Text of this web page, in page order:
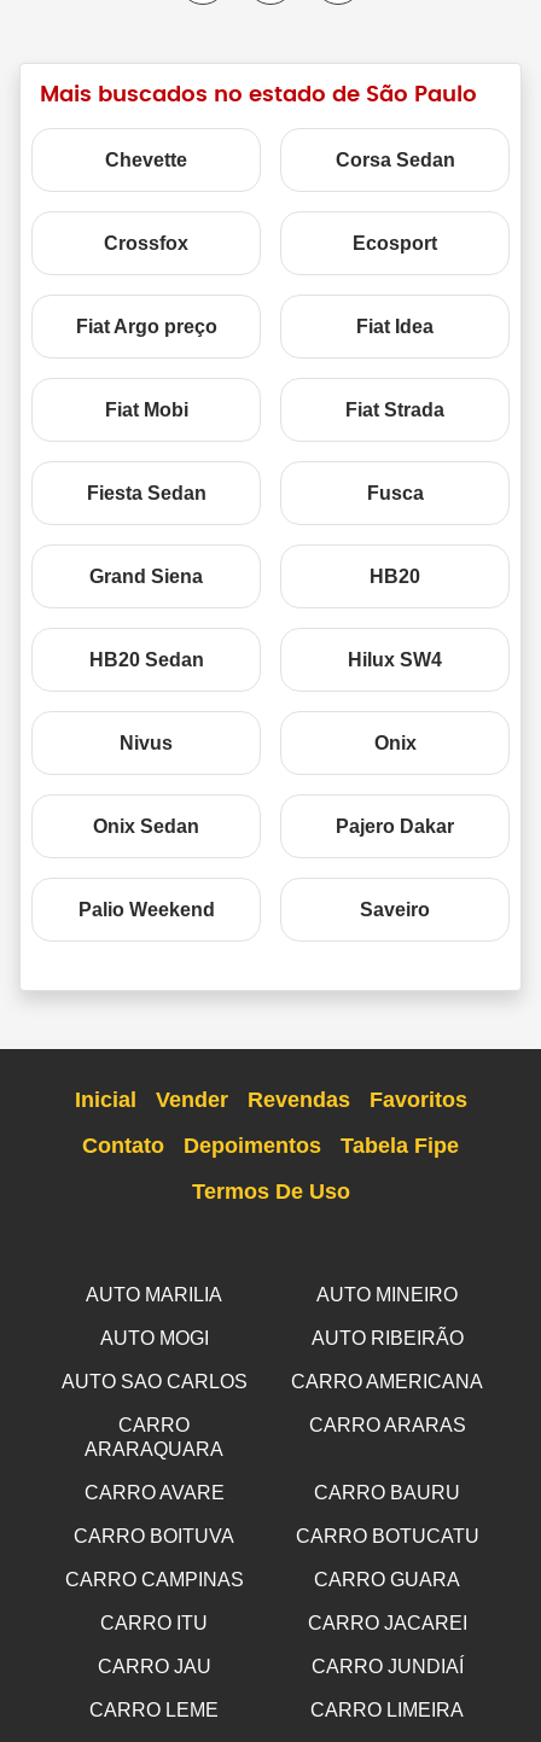
Mais buscados no estado de São Paulo
Chevette Corsa Sedan
Crossfox Ecosport
Fiat Argo preço Fiat Idea
Fiat Mobi Fiat Strada
Fiesta Sedan Fusca
Grand Siena HB20
HB20 Sedan Hilux SW4
Nivus Onix
Onix Sedan Pajero Dakar
Palio Weekend Saveiro
Inicial Vender Revendas
Favoritos
Contato
Depoimentos
Tabela Fipe
Termos De Uso
AUTO MARILIA AUTO MINEIRO
AUTO MOGI AUTO RIBEIRÃO
AUTO SAO CARLOS CARRO AMERICANA
CARRO
ARARAQUARA
CARRO ARARAS
CARRO AVARE CARRO BAURU
CARRO BOITUVA CARRO BOTUCATU
CARRO CAMPINAS CARRO GUARA
CARRO ITU CARRO JACAREI
CARRO JAU CARRO JUNDIAÍ
CARRO LEME CARRO LIMEIRA